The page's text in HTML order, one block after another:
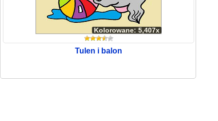
Kolorowane: 5,407x
Tulen i balon